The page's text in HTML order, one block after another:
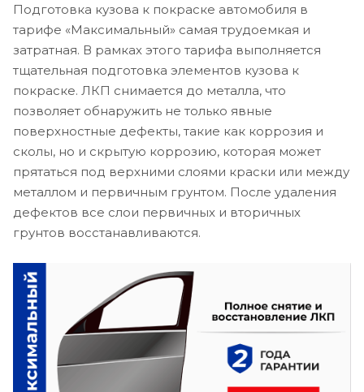
Подготовка кузова к покраске автомобиля в
тарифе «Максимальный» самая трудоемкая и
затратная. В рамках этого тарифа выполняется
тщательная подготовка элементов кузова к
покраске. ЛКП снимается до металла, что
позволяет обнаружить не только явные
поверхностные дефекты, такие как коррозия и
сколы, но и скрытую коррозию, которая может
прятаться под верхними слоями краски или между
металлом и первичным грунтом. После удаления
дефектов все слои первичных и вторичных
грунтов восстанавливаются.